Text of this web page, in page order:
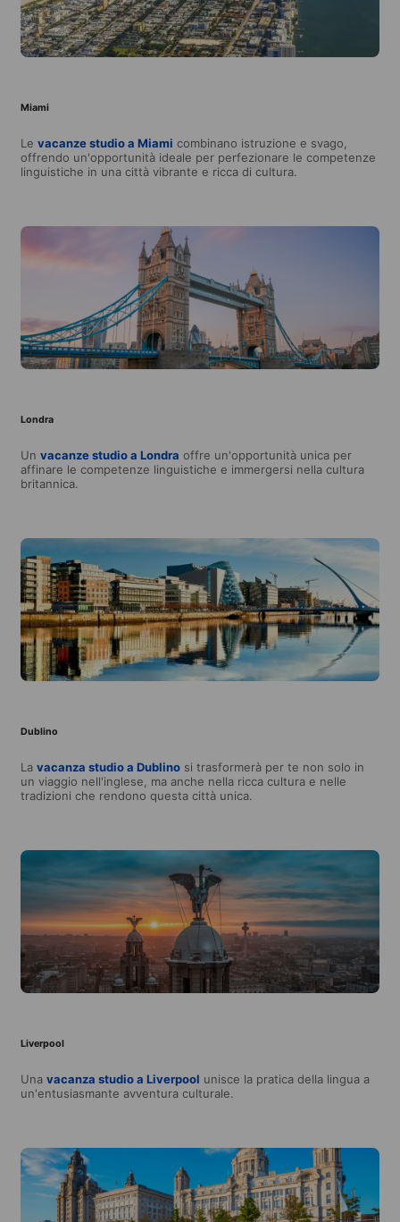
Miami
Le vacanze studio a Miami combinano istruzione e svago,
offrendo un'opportunità ideale per perfezionare le competenze
linguistiche in una città vibrante e ricca di cultura.
Londra
Un vacanze studio a Londra offre un'opportunità unica per
affinare le competenze linguistiche e immergersi nella cultura
britannica.
Dublino
La vacanza studio a Dublino si trasformerà per te non solo in
un viaggio nell'inglese, ma anche nella ricca cultura e nelle
tradizioni che rendono questa città unica.
Liverpool
Una vacanza studio a Liverpool unisce la pratica della lingua a
un'entusiasmante avventura culturale.